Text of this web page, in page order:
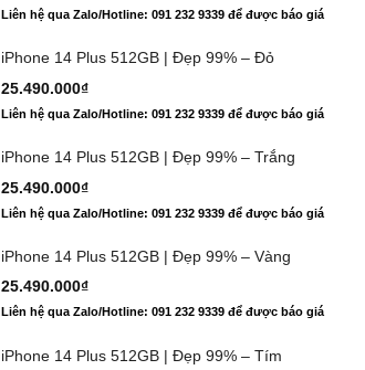
Liên hệ qua Zalo/Hotline: 091 232 9339 để được báo giá
iPhone 14 Plus 512GB | Đẹp 99% – Đỏ
25.490.000₫
Liên hệ qua Zalo/Hotline: 091 232 9339 để được báo giá
iPhone 14 Plus 512GB | Đẹp 99% – Trắng
25.490.000₫
Liên hệ qua Zalo/Hotline: 091 232 9339 để được báo giá
iPhone 14 Plus 512GB | Đẹp 99% – Vàng
25.490.000₫
Liên hệ qua Zalo/Hotline: 091 232 9339 để được báo giá
iPhone 14 Plus 512GB | Đẹp 99% – Tím